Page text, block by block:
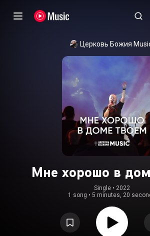
Церковь Божия
Мне хорошо в
Single • 2022
1 song • 5 minutes, 20